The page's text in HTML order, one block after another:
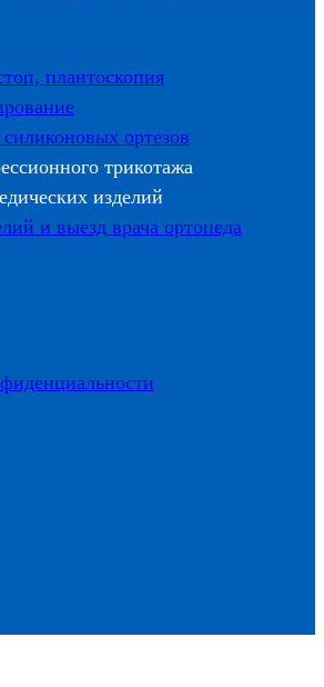
плантоскопия
ортезов
трикотажа
изделий
и выезд врача ортопеда